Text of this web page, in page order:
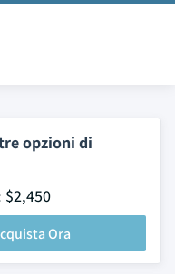
opzioni di
$2,450
Ora